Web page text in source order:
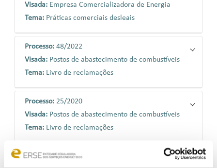
Visada: Empresa Comercializadora de Energia
Tema: Práticas comerciais desleais
Processo: 48/2022
Visada: Postos de abastecimento de combustíveis
Tema: Livro de reclamações
Processo: 25/2020
Visada: Postos de abastecimento de combustíveis
Tema: Livro de reclamações
Processo:24/2019